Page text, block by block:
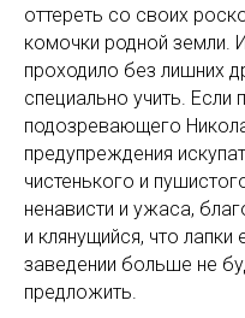
оттереть со своих
комочки родной земли.
проходило без лишних
специально учить. Если
подозревающего
предупреждения
чистенького и
ненависти и ужаса,
и клянущийся, что
заведении больше не
предложить.